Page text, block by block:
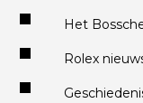
Het
Rolex